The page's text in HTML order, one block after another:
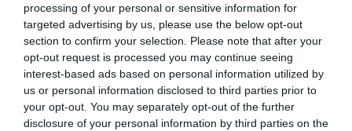
processing of your personal or sensitive information for
targeted advertising by us, please use the below opt-out
section to confirm your selection. Please note that after your
opt-out request is processed you may continue seeing
interest-based ads based on personal information utilized by
us or personal information disclosed to third parties prior to
your opt-out. You may separately opt-out of the further
disclosure of your personal information by third parties on the